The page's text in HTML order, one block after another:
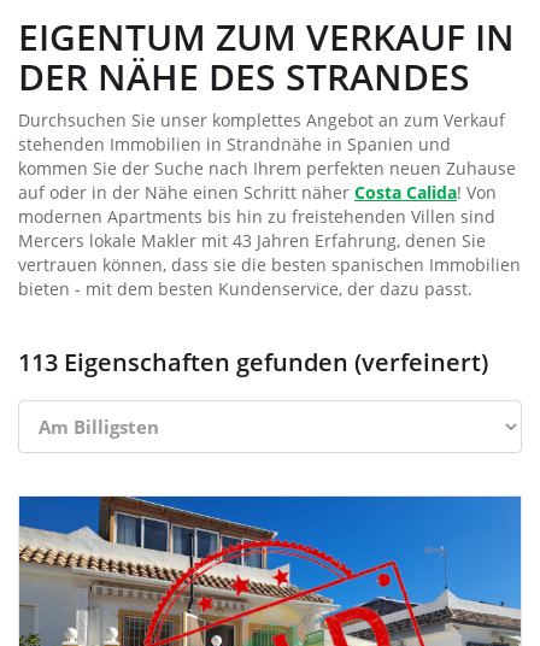
EIGENTUM ZUM VERKAUF IN
DER NÄHE DES STRANDES
Durchsuchen Sie unser komplettes Angebot an zum Verkauf
stehenden Immobilien in Strandnähe in Spanien und
kommen Sie der Suche nach Ihrem perfekten neuen Zuhause
auf oder in der Nähe einen Schritt näher Costa Calida! Von
modernen Apartments bis hin zu freistehenden Villen sind
Mercers lokale Makler mit 43 Jahren Erfahrung, denen Sie
vertrauen können, dass sie die besten spanischen Immobilien
bieten - mit dem besten Kundenservice, der dazu passt.
113 Eigenschaften gefunden (verfeinert)